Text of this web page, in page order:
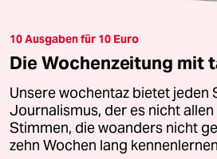
10 Ausgaben für 10 Euro
Die Wochenzeitung mit
Unsere wochentaz bietet jeden
Journalismus, der es nicht
Stimmen, die woanders nicht
zehn Wochen lang